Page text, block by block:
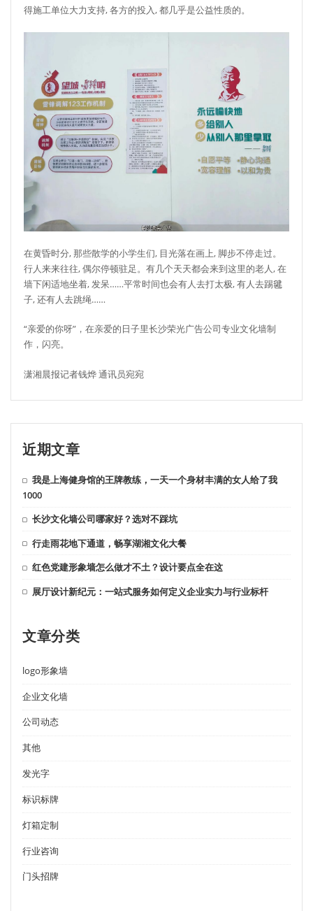
得施工单位大力支持, 各方的投入, 都几乎是公益性质的。
在黄昏时分, 那些散学的小学生们, 目光落在画上, 脚步不停走过。
行人来来往往, 偶尔停顿驻足。有几个天天都会来到这里的老人, 在
墙下闲适地坐着, 发呆……平常时间也会有人去打太极, 有人去踢毽
子, 还有人去跳绳……
“亲爱的你呀”，在亲爱的日子里长沙荣光广告公司专业文化墙制
作，闪亮。
潇湘晨报记者钱烨 通讯员宛宛
近期文章
我是上海健身馆的王牌教练，一天一个身材丰满的女人给了我
1000
长沙文化墙公司哪家好？选对不踩坑
行走雨花地下通道，畅享湖湘文化大餐
红色党建形象墙怎么做才不土？设计要点全在这
展厅设计新纪元：一站式服务如何定义企业实力与行业标杆
文章分类
logo形象墙
企业文化墙
公司动态
其他
发光字
标识标牌
灯箱定制
行业咨询
门头招牌